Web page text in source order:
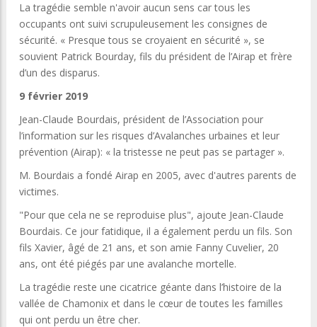
La tragédie semble n'avoir aucun sens car tous les
occupants ont suivi scrupuleusement les consignes de
sécurité. « Presque tous se croyaient en sécurité », se
souvient Patrick Bourday, fils du président de l’Airap et frère
d’un des disparus.
9 février 2019
Jean-Claude Bourdais, président de l’Association pour
l’information sur les risques d’Avalanches urbaines et leur
prévention (Airap): « la tristesse ne peut pas se partager ».
M. Bourdais a fondé Airap en 2005, avec d'autres parents de
victimes.
"Pour que cela ne se reproduise plus", ajoute Jean-Claude
Bourdais. Ce jour fatidique, il a également perdu un fils. Son
fils Xavier, âgé de 21 ans, et son amie Fanny Cuvelier, 20
ans, ont été piégés par une avalanche mortelle.
La tragédie reste une cicatrice géante dans l’histoire de la
vallée de Chamonix et dans le cœur de toutes les familles
qui ont perdu un être cher.